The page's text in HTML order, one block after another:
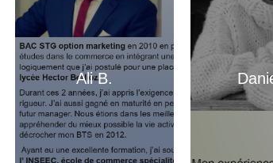
Ali B.